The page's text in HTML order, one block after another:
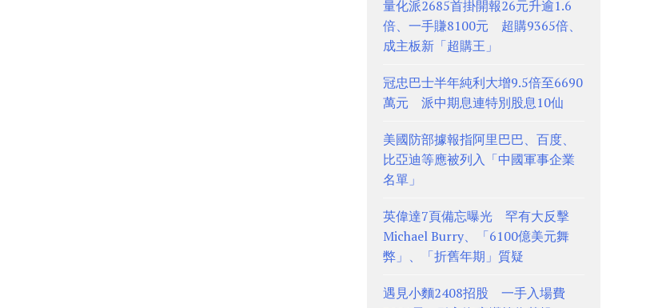
量化派2685首掛開報26元升逾1.6
倍、一手賺8100元 超購9365倍、
成主板新「超購王」
冠忠巴士半年純利大增9.5倍至6690
萬元 派中期息連特別股息10仙
美國防部據報指阿里巴巴、百度、
比亞迪等應被列入「中國軍事企業
名單」
英偉達7頁備忘曝光 罕有大反擊
Michael Burry、「6100億美元舞
弊」、「折舊年期」質疑
遇見小麵2408招股 一手入場費